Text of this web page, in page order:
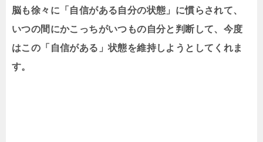
脳も徐々に「自信がある自分の状態」に慣らされて、
いつの間にかこっちがいつもの自分と判断して、 今度
はこの「自信がある」状態を維持しようとしてくれま
す。